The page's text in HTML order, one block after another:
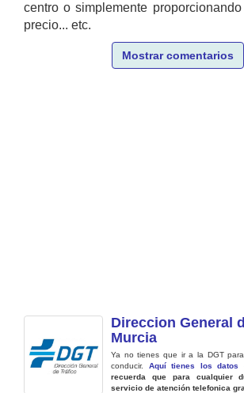
centro o simplemente
precio... etc.
Mostrar comentarios
Direccion General
Murcia
Ya no tienes que ir a la DGT
conducir. Aquí tienes los datos
recuerda que para cualquier
servicio de atención telefonica